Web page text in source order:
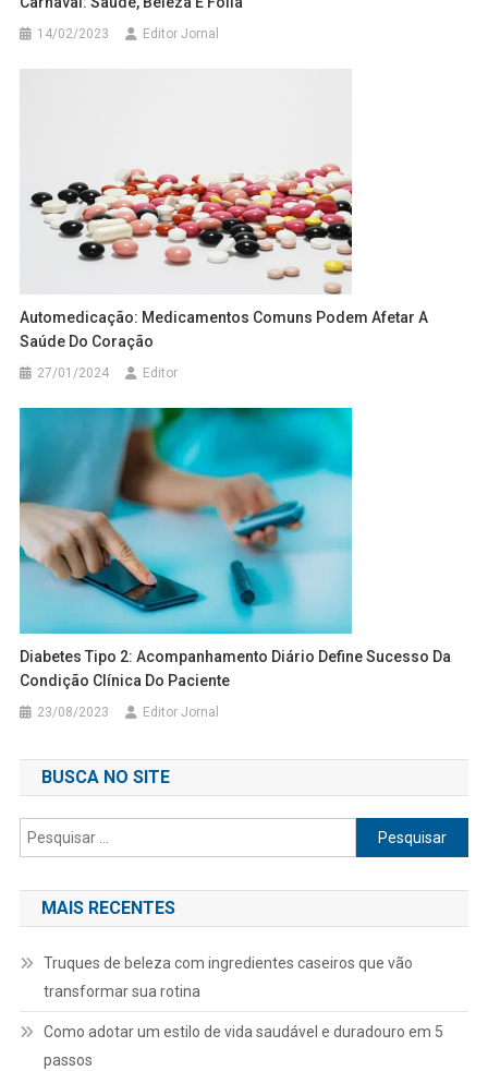
14/02/2023 Editor Jornal
Automedicação: Medicamentos Comuns Podem Afetar A
Saúde Do Coração
27/01/2024 Editor
Diabetes Tipo 2: Acompanhamento Diário Define Sucesso Da
Condição Clínica Do Paciente
23/08/2023 Editor Jornal
BUSCA NO SITE
Pesquisar
por:
MAIS RECENTES
Truques de beleza com ingredientes caseiros que vão
transformar sua rotina
Como adotar um estilo de vida saudável e duradouro em 5
passos